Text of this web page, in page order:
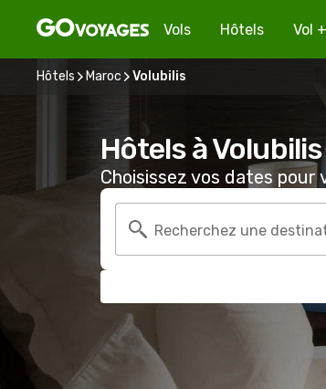
Vols Hôtels Vol
Hôtels Maroc Volubilis
Hôtels à Volubilis
Choisissez vos dates